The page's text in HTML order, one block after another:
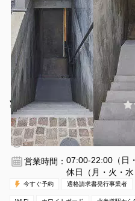
¥6000 〜 ¥20000 /時間
北参道駅 徒歩10分東京都渋
3時間〜
営業時間： 07:00-22:00（日
休日（月・火・水
今すぐ予約 適格請求書発行事業者